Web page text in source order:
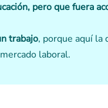
pero que fuera
trabajo, porque aquí la
laboral.